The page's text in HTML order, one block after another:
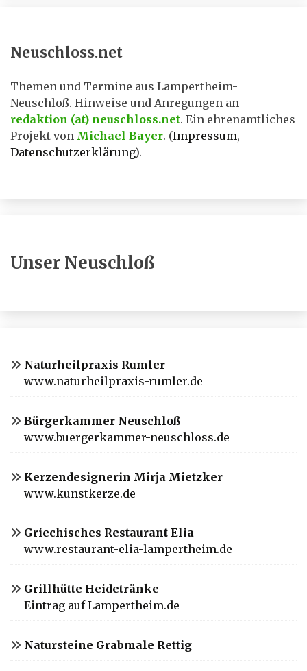
Neuschloss.net
Themen und Termine aus Lampertheim-
Neuschloß. Hinweise und Anregungen an
redaktion (at) neuschloss.net. Ein ehrenamtliches
Projekt von Michael Bayer. (Impressum,
Datenschutzerklärung).
Unser Neuschloß
Naturheilpraxis Rumler
www.naturheilpraxis-rumler.de
Bürgerkammer Neuschloß
www.buergerkammer-neuschloss.de
Kerzendesignerin Mirja Mietzker
www.kunstkerze.de
Griechisches Restaurant Elia
www.restaurant-elia-lampertheim.de
Grillhütte Heidetränke
Eintrag auf Lampertheim.de
Natursteine Grabmale Rettig